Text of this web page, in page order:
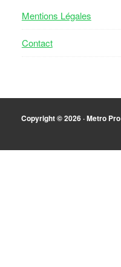
Mentions Légales
Contact
Copyright © 2026 ·Metro Pro